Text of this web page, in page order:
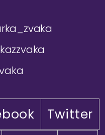
Twitter